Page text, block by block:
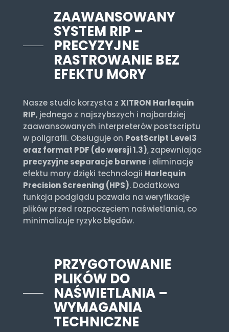
ZAAWANSOWANY
SYSTEM RIP –
PRECYZYJNE
RASTROWANIE BEZ
EFEKTU MORY
Nasze studio korzysta z XITRON Harlequin
RIP, jednego z najszybszych i najbardziej
zaawansowanych interpreterów postscriptu
w poligrafii. Obsługuje on PostScript Level3
oraz format PDF (do wersji 1.3), zapewniając
precyzyjne separacje barwnei eliminację
efektu mory dzięki technologii Harlequin
Precision Screening (HPS). Dodatkowa
funkcja podglądu pozwala na weryfikację
plików przed rozpoczęciem naświetlania, co
minimalizuje ryzyko błędów.
PRZYGOTOWANIE
PLIKÓW DO
NAŚWIETLANIA –
WYMAGANIA
TECHNICZNE